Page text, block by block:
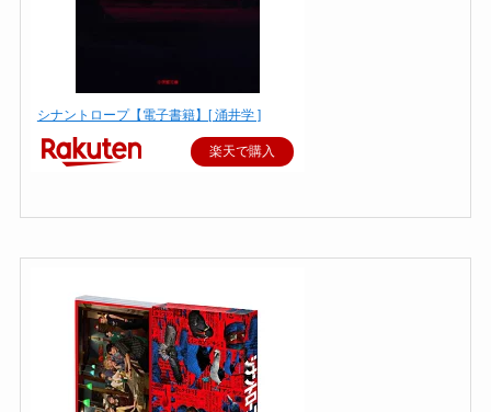
シナントロープ【電子書籍】[ 涌井学 ]
楽天で購入